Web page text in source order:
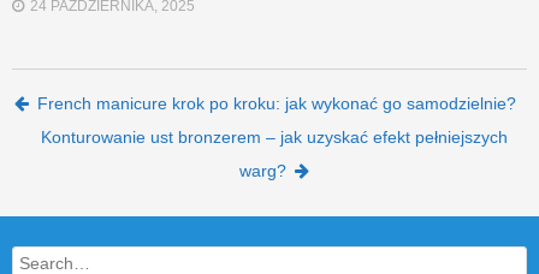
24 PAŹDZIERNIKA, 2025
Post navigation
French manicure krok po kroku: jak wykonać go samodzielnie?
Konturowanie ust bronzerem – jak uzyskać efekt pełniejszych
warg?
Search